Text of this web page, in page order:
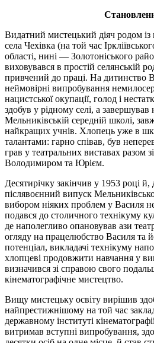
Видатний мистецький діяч родом із
села Чехівка (на той час
області, нині — Золотоніського
виховувався в простій селянській
привчений до праці. На дитинство
неймовірні випробування
нацистської окупації, голод і
здобув у рідному селі, а завершував
Мельниківській середній школі,
найкращих учнів. Хлопець уже в
талантами: гарно співав, був
грав у театральних виставах разом
Володимиром та Юрієм.
Десятирічку закінчив у 1953 році
післявоєнний випуск
вибором ніяких проблем у Василя
подався до столичного технікуму
де наполегливо опановував ази
огляду на працелюбство Василя та
потенціал, викладачі технікуму
хлопцеві продовжити навчання у
визначився зі справою свого
кінематографічне мистецтво.
Вищу мистецьку освіту вирішив
найпрестижнішому на той час
державному інституті
витримав вступні випробування,